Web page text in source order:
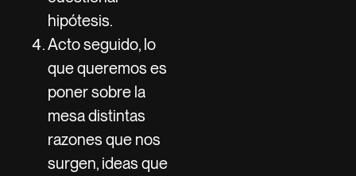
hipótesis.
Acto seguido, lo
que queremos es
poner sobre la
mesa distintas
razones que nos
surgen, ideas que